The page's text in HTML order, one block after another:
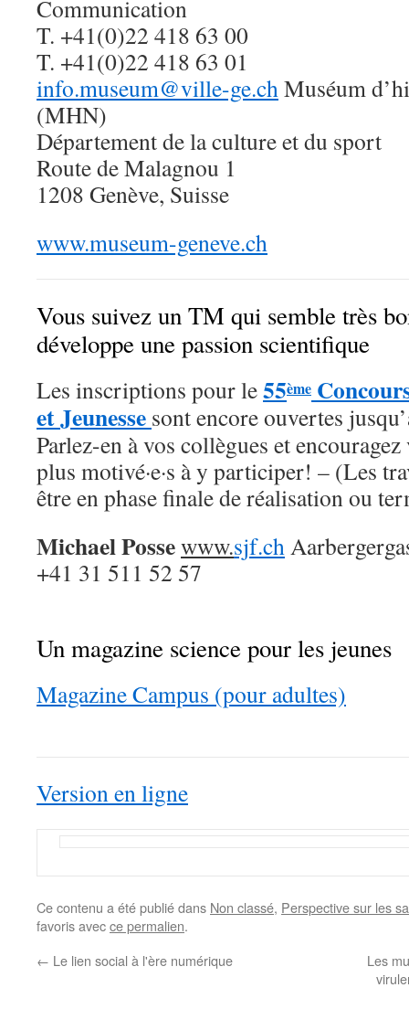
Communication
T. +41(0)22 418 63 00
T. +41(0)22 418 63 01
info.museum@ville-ge.chMuséum
(MHN)
Département de la culture et du sport
Route de Malagnou 1
1208 Genève, Suisse
www.museum-geneve.ch
Vous suivez un TM qui semble très
développe une passion scientifique
Les inscriptions pour le55ème
et Jeunesse sont encore ouvertes
Parlez-en à vos collègues et encouragez
plus motivé·e·s à y participer! – (Les
être en phase finale de réalisation ou
Michael Possewww.sjf.ch
+41 31 511 52 57
Un magazine science pour les jeunes
Magazine Campus (pour adultes)
Version en ligne
Ce contenu a été publié dans Non classé, Perspective sur les
favoris avecce permalien.
← Le lien social à l'ère numérique
Les